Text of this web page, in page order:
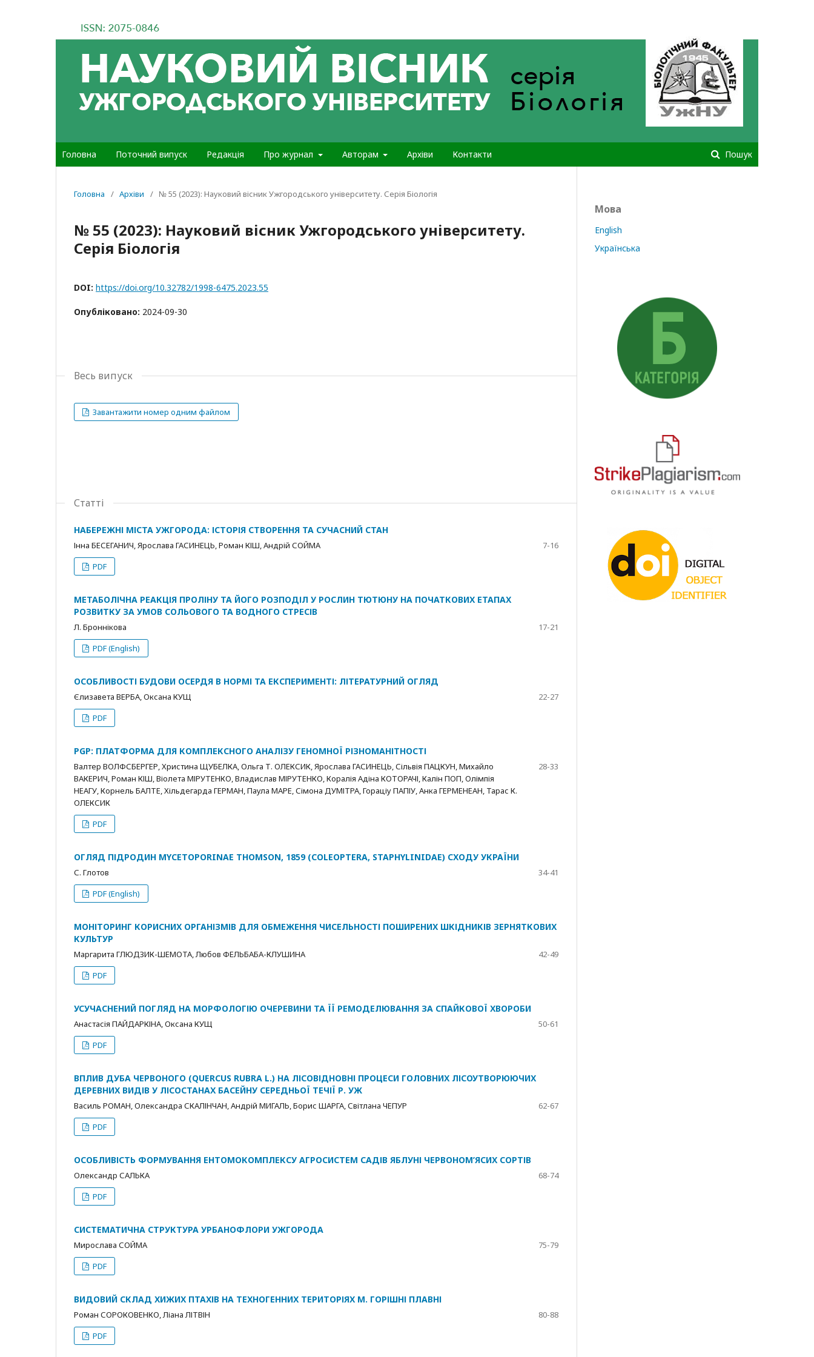
Головна Поточний випуск Редакція Про журнал Авторам Архіви Контакти Пошук
Головна / Архіви / № 55 (2023): Науковий вісник Ужгородського університету. Серія Біологія
№ 55 (2023): Науковий вісник Ужгородського університету.
Серія Біологія
DOI: https://doi.org/10.32782/1998-6475.2023.55
Опубліковано: 2024-09-30
Весь випуск
Завантажити номер одним файлом
Статті
НАБЕРЕЖНІ МІСТА УЖГОРОДА: ІСТОРІЯ СТВОРЕННЯ ТА СУЧАСНИЙ СТАН
Інна БЕСЕГАНИЧ, Ярослава ГАСИНЕЦЬ, Роман КІШ, Андрій СОЙМА
7-16
PDF
МЕТАБОЛІЧНА РЕАКЦІЯ ПРОЛІНУ ТА ЙОГО РОЗПОДІЛ У РОСЛИН ТЮТЮНУ НА ПОЧАТКОВИХ ЕТАПАХ
РОЗВИТКУ ЗА УМОВ СОЛЬОВОГО ТА ВОДНОГО СТРЕСІВ
Л. Броннікова
17-21
PDF (English)
ОСОБЛИВОСТІ БУДОВИ ОСЕРДЯ В НОРМІ ТА ЕКСПЕРИМЕНТІ: ЛІТЕРАТУРНИЙ ОГЛЯД
Єлизавета ВЕРБА, Оксана КУЩ
22-27
PDF
PGP: ПЛАТФОРМА ДЛЯ КОМПЛЕКСНОГО АНАЛІЗУ ГЕНОМНОЇ РІЗНОМАНІТНОСТІ
Валтер ВОЛФСБЕРГЕР, Христина ЩУБЕЛКА, Ольга Т. ОЛЕКСИК, Ярослава ГАСИНЕЦЬ, Сільвія ПАЦКУН, Михайло
ВАКЕРИЧ, Роман КІШ, Віолета МІРУТЕНКО, Владислав МІРУТЕНКО, Коралія Адіна КОТОРАЧІ, Калін ПОП, Олімпія
НЕАГУ, Корнель БАЛТЕ, Хільдегарда ГЕРМАН, Паула МАРЕ, Сімона ДУМІТРА, Гораціу ПАПІУ, Анка ГЕРМЕНЕАН, Тарас К.
ОЛЕКСИК
28-33
PDF
ОГЛЯД ПІДРОДИН MYCETOPORINAE THOMSON, 1859 (COLEOPTERA, STAPHYLINIDAE) СХОДУ УКРАЇНИ
С. Глотов
34-41
PDF (English)
МОНІТОРИНГ КОРИСНИХ ОРГАНІЗМІВ ДЛЯ ОБМЕЖЕННЯ ЧИСЕЛЬНОСТІ ПОШИРЕНИХ ШКІДНИКІВ ЗЕРНЯТКОВИХ
КУЛЬТУР
Маргарита ГЛЮДЗИК-ШЕМОТА, Любов ФЕЛЬБАБА-КЛУШИНА
42-49
PDF
УСУЧАСНЕНИЙ ПОГЛЯД НА МОРФОЛОГІЮ ОЧЕРЕВИНИ ТА ЇЇ РЕМОДЕЛЮВАННЯ ЗА СПАЙКОВОЇ ХВОРОБИ
Анастасія ПАЙДАРКІНА, Оксана КУЩ
50-61
PDF
ВПЛИВ ДУБА ЧЕРВОНОГО (QUERCUS RUBRA L.) НА ЛІСОВІДНОВНІ ПРОЦЕСИ ГОЛОВНИХ ЛІСОУТВОРЮЮЧИХ
ДЕРЕВНИХ ВИДІВ У ЛІСОСТАНАХ БАСЕЙНУ СЕРЕДНЬОЇ ТЕЧІЇ Р. УЖ
Василь РОМАН, Олександра СКАЛІНЧАН, Андрій МИГАЛЬ, Борис ШАРГА, Світлана ЧЕПУР
62-67
PDF
ОСОБЛИВІСТЬ ФОРМУВАННЯ ЕНТОМОКОМПЛЕКСУ АГРОСИСТЕМ САДІВ ЯБЛУНІ ЧЕРВОНОМ’ЯСИХ СОРТІВ
Олександр САЛЬКА
68-74
PDF
СИСТЕМАТИЧНА СТРУКТУРА УРБАНОФЛОРИ УЖГОРОДА
Мирослава СОЙМА
75-79
PDF
ВИДОВИЙ СКЛАД ХИЖИХ ПТАХІВ НА ТЕХНОГЕННИХ ТЕРИТОРІЯХ М. ГОРІШНІ ПЛАВНІ
Роман СОРОКОВЕНКО, Ліана ЛІТВІН
80-88
PDF
Мова
English
Українська